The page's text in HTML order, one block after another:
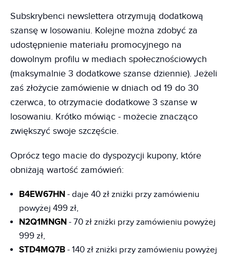
Subskrybenci newslettera otrzymują dodatkową
szansę w losowaniu. Kolejne można zdobyć za
udostępnienie materiału promocyjnego na
dowolnym profilu w mediach społecznościowych
(maksymalnie 3 dodatkowe szanse dziennie). Jeżeli
zaś złożycie zamówienie w dniach od 19 do 30
czerwca, to otrzymacie dodatkowe 3 szanse w
losowaniu. Krótko mówiąc - możecie znacząco
zwiększyć swoje szczęście.
Oprócz tego macie do dyspozycji kupony, które
obniżają wartość zamówień:
B4EW67HN - daje 40 zł zniżki przy zamówieniu
powyżej 499 zł,
N2Q1MNGN - 70 zł zniżki przy zamówieniu powyżej
999 zł,
STD4MQ7B - 140 zł zniżki przy zamówieniu powyżej